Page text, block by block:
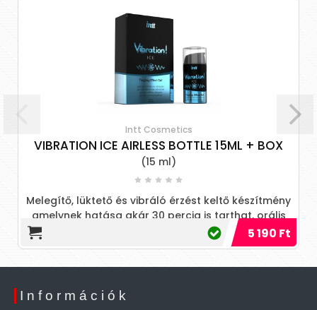
Intt Cosmetics
VIBRATION ICE AIRLESS BOTTLE 15ML + BOX
(15 ml)
lüktető és vibráló érzést keltő készítmény
hatása akár 30 percig is tarthat, orális
5 190 Ft
Információk